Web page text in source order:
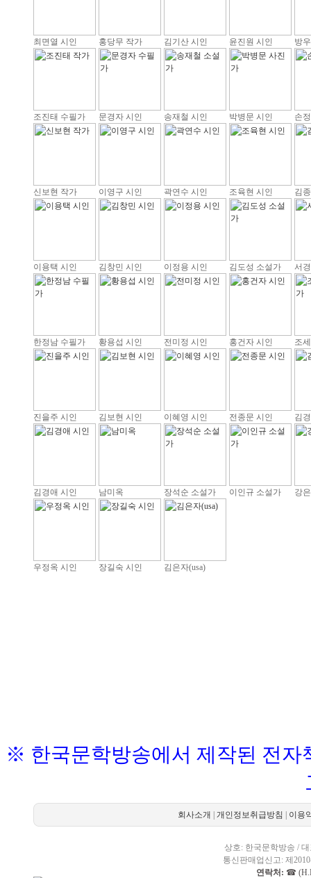
최면열 시인 홍당무 작가 김기산 시인 윤진원 시인 방
조진태 수필가 문경자 시인 송재철 시인 박병문 시인 손
신보현 작가 이영구 시인 곽연수 시인 조육현 시인 김
이용택 시인 김창민 시인 이정용 시인 김도성 소설가 서
한정남 수필가 황용섭 시인 전미정 시인 홍건자 시인 조
진을주 시인 김보현 시인 이혜영 시인 전종문 시인 김
김경애 시인 남미옥 장석순 소설가 이인규 소설가 강
우정옥 시인 장길숙 시인 김은자(usa)
※ 한국문학방송에서 제작된 전자
회사소개 개인정보취급방침 이용
상호: 한국문학방송 /
통신판매업신고: 제
연락처: ☎